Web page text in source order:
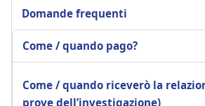
Domande frequenti
Come / quando pago?
Come / quando riceverò la
prove dell’investigazione)